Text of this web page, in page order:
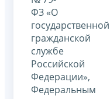
ФЗ «О
государственной
гражданской
службе
Российской
Федерации»,
Федеральным